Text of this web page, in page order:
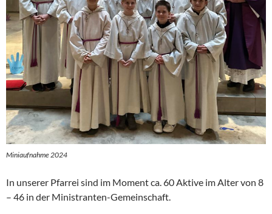
Miniaufnahme 2024
In unserer Pfarrei sind im Moment ca. 60 Aktive im Alter von 8
– 46 in der Ministranten-Gemeinschaft.